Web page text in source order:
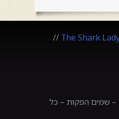
The Shark
//
– שמים הפקות – כל